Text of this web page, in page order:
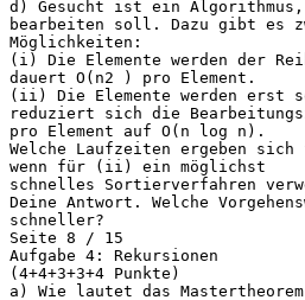
d) Gesucht ist ein Algorithmus,
bearbeiten soll. Dazu gibt es
Möglichkeiten:
(i) Die Elemente werden der
dauert O(n2 ) pro Element.
(ii) Die Elemente werden erst
reduziert sich die
pro Element auf O(n log n).
Welche Laufzeiten ergeben
wenn für (ii) ein möglichst
schnelles Sortierverfahren
Deine Antwort. Welche
schneller?
Seite 8 / 15
Aufgabe 4: Rekursionen
(4+4+3+3+4 Punkte)
a) Wie lautet das